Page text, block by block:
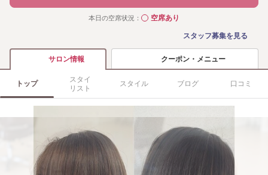
本日の空席状況： ◯空席あり
スタッフ募集を見る
サロン情報 クーポン・メニュー
トップ
スタイ
リスト
スタイル ブログ 口コミ